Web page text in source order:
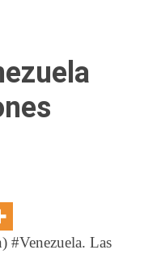
#Venezuela. Las